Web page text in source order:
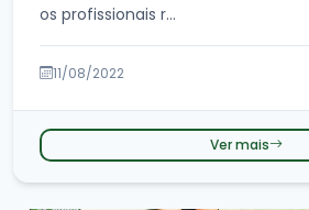
os profissionais r...
11/08/2022
Ver mais